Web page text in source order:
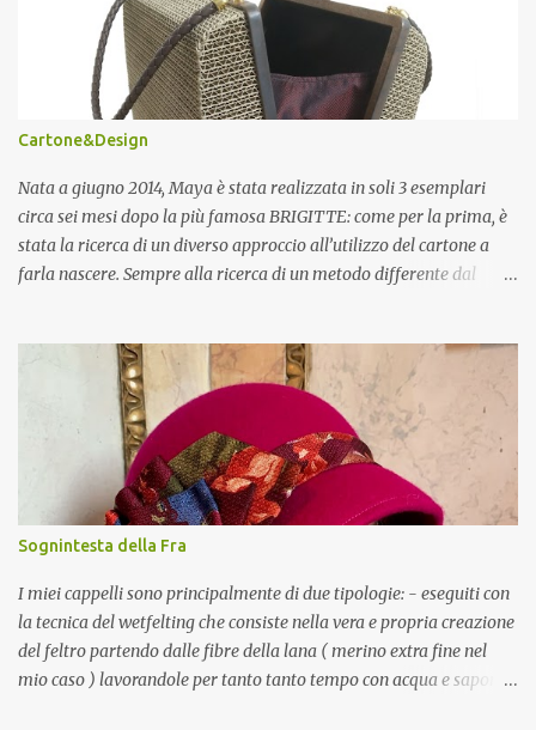
Cartone&Design
Nata a giugno 2014, Maya è stata realizzata in soli 3 esemplari
circa sei mesi dopo la più famosa BRIGITTE: come per la prima, è
stata la ricerca di un diverso approccio all’utilizzo del cartone a
farla nascere. Sempre alla ricerca di un metodo differente dal
un nuovo materiale, che fosse flessibile, ma resistente allo stesso
tempo: nacque così quello che chiamo “tessuto di cartone”.
L’intuizione fu di affettare il foglio di cartone in sottili strisce di ca
5mm e di riunirle, incollandole tra loro ruotate di 90°, per
riottenere il nuovo materiale: non solo si è dimostrato, come un
tessuto, flessibile, ma anche trasparente, tant’è che, abbinato ad
una carta traslucida per meglio diffondere la luce, lo utilizzo anche
per fare i paralumi di parecchie mie lampade, vedi la SWITCHA o
la OVAL. MAYA è una borsetta costituita da due valve incernierate
alla base, c...
Sognintesta della Fra
I miei cappelli sono principalmente di due tipologie: - eseguiti con
la tecnica del wetfelting che consiste nella vera e propria creazione
del feltro partendo dalle fibre della lana ( merino extra fine nel
mio caso ) lavorandole per tanto tanto tempo con acqua e sapone.